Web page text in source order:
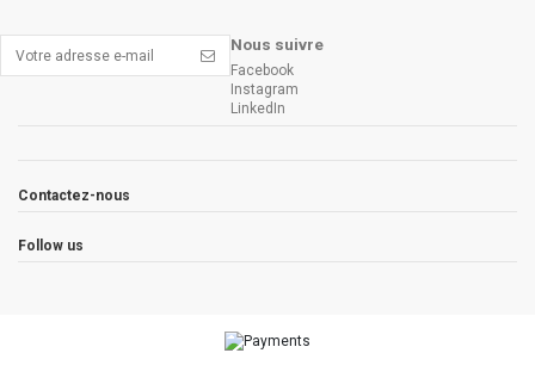
Nous suivre
Facebook
Instagram
LinkedIn
Contactez-nous
Follow us